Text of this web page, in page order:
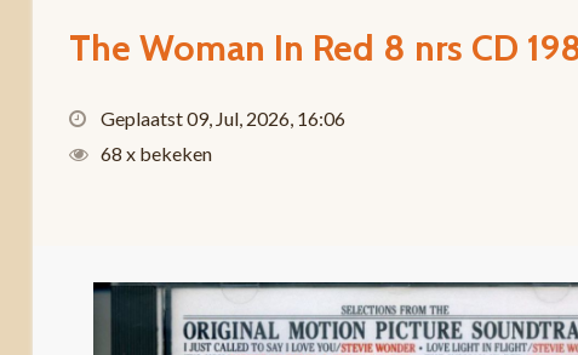
The Woman In Red 8 nrs CD
Geplaatst 09, Jul, 2026, 16:06
68 x bekeken